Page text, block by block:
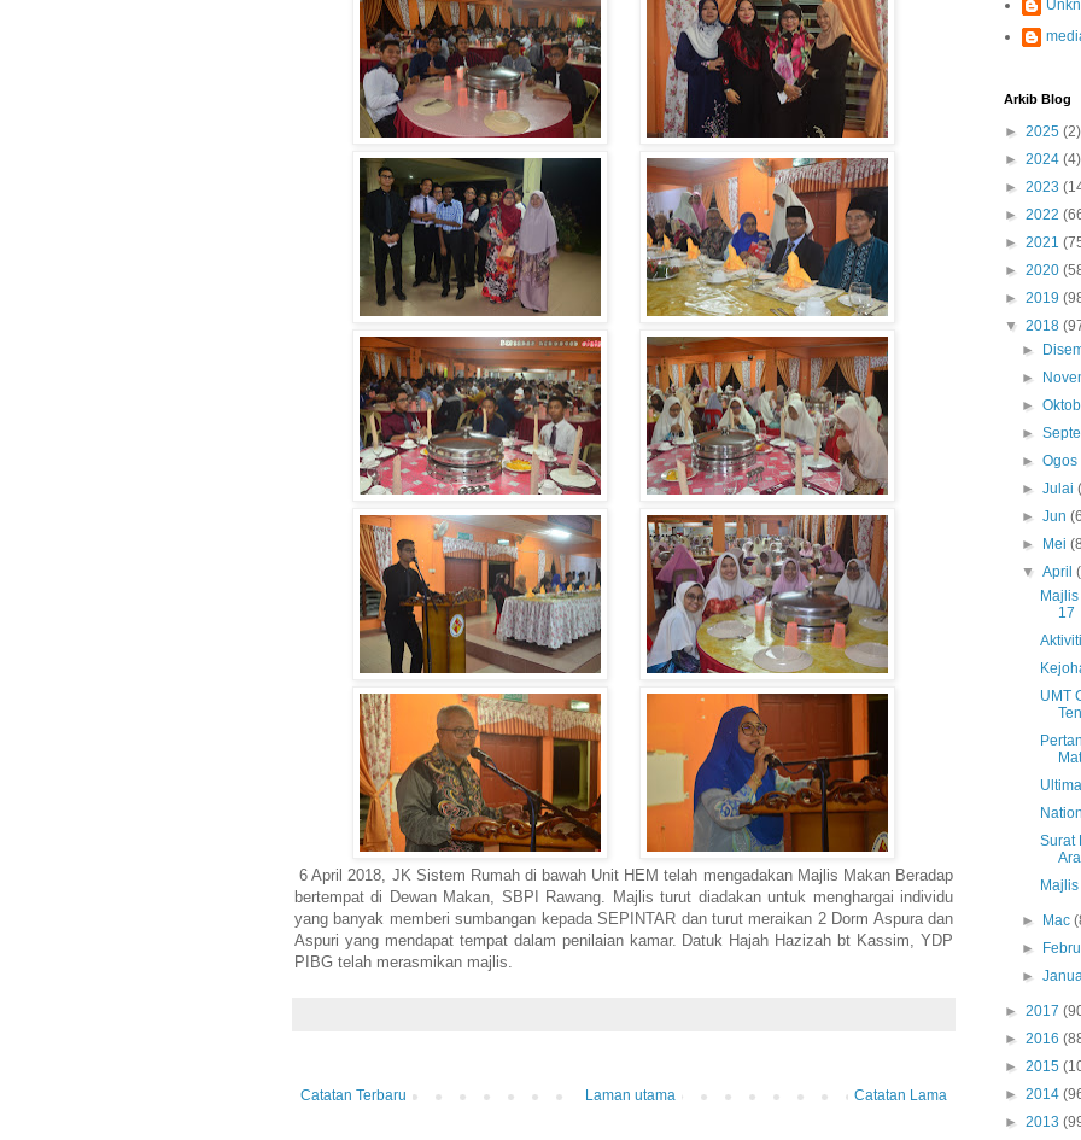
6 April 2018, JK Sistem Rumah di bawah Unit HEM telah mengadakan Majlis Makan Beradap
bertempat di Dewan Makan, SBPI Rawang. Majlis turut diadakan untuk menghargai individu
yang banyak memberi sumbangan kepada SEPINTAR dan turut meraikan 2 Dorm Aspura dan
Aspuri yang mendapat tempat dalam penilaian kamar. Datuk Hajah Hazizah bt Kassim, YDP
PIBG telah merasmikan majlis.
Catatan Terbaru Catatan Lama
Laman utama
Arkib Blog
► 2025 (2)
► 2024 (4)
► 2023
► 2022
► 2021
► 2020
► 2019
▼ 2018
►
►
►
►
►Ogos
►Julai
►Jun
►
Mei
▼April
17
UMT
Surat
► Mac
►
►
► 2017
► 2016
► 2015
► 2014
► 2013